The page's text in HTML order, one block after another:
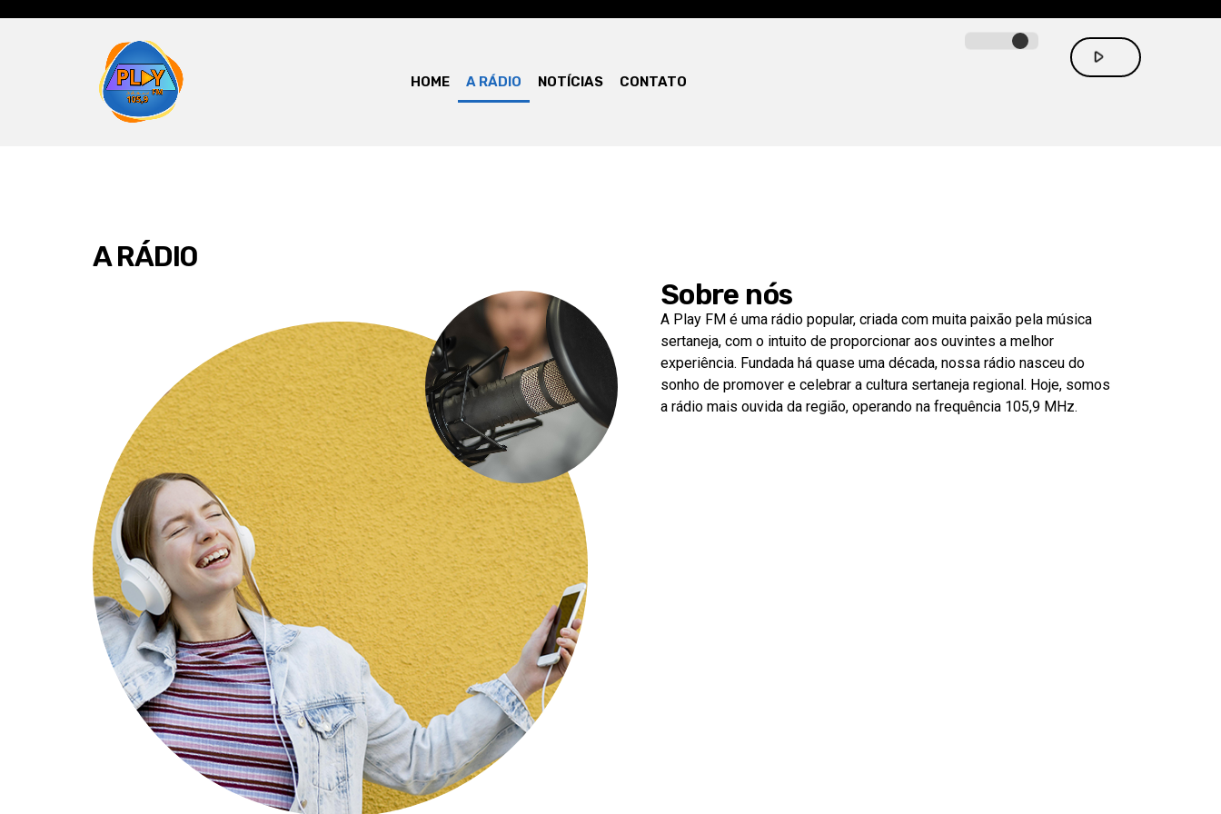
HOME A RÁDIO NOTÍCIAS CONTATO
play_arrow
A RÁDIO
Sobre nós
A Play FM é uma rádio popular, criada com muita paixão pela música
sertaneja, com o intuito de proporcionar aos ouvintes a melhor
experiência. Fundada há quase uma década, nossa rádio nasceu do
sonho de promover e celebrar a cultura sertaneja regional. Hoje, somos
a rádio mais ouvida da região, operando na frequência 105,9 MHz.